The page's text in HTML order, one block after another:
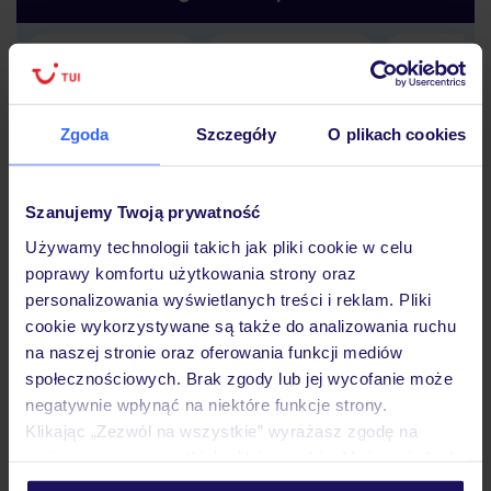
Zgoda Szczegóły O plikach cookies
Szanujemy Twoją prywatność
Używamy technologii takich jak pliki cookie w celu
poprawy komfortu użytkowania strony oraz
personalizowania wyświetlanych treści i reklam. Pliki
cookie wykorzystywane są także do analizowania ruchu
na naszej stronie oraz oferowania funkcji mediów
społecznościowych. Brak zgody lub jej wycofanie może
negatywnie wpłynąć na niektóre funkcje strony.
Klikając „Zezwól na wszystkie” wyrażasz zgodę na
personalizować swój wybór wchodząc w zakładkę
Lider niskich cen
Największe biuro
podróży w Polsce
30 lat w
Hotel
Pokoje
Wyżywienie